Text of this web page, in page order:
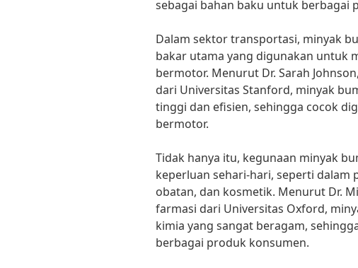
sebagai bahan baku untuk berbagai
Dalam sektor transportasi, minyak
bakar utama yang digunakan untuk
bermotor. Menurut Dr. Sarah
dari Universitas Stanford, minyak
tinggi dan efisien, sehingga cocok
bermotor.
Tidak hanya itu, kegunaan minyak
keperluan sehari-hari, seperti dalam
obatan, dan kosmetik. Menurut Dr.
farmasi dari Universitas Oxford,
kimia yang sangat beragam,
berbagai produk konsumen.